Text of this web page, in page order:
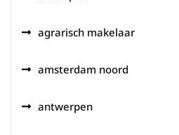
agrarisch makelaar
amsterdam noord
antwerpen